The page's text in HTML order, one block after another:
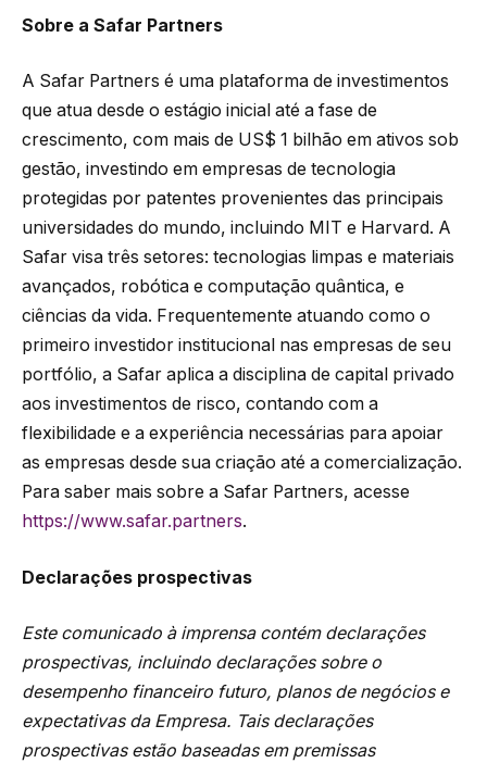
Sobre a Safar Partners
A Safar Partners é uma plataforma de investimentos
que atua desde o estágio inicial até a fase de
crescimento, com mais de US$ 1 bilhão em ativos sob
gestão, investindo em empresas de tecnologia
protegidas por patentes provenientes das principais
universidades do mundo, incluindo MIT e Harvard. A
Safar visa três setores: tecnologias limpas e materiais
avançados, robótica e computação quântica, e
ciências da vida. Frequentemente atuando como o
primeiro investidor institucional nas empresas de seu
portfólio, a Safar aplica a disciplina de capital privado
aos investimentos de risco, contando com a
flexibilidade e a experiência necessárias para apoiar
as empresas desde sua criação até a comercialização.
Para saber mais sobre a Safar Partners, acesse
https://www.safar.partners.
Declarações prospectivas
Este comunicado à imprensa contém declarações
prospectivas, incluindo declarações sobre o
desempenho financeiro futuro, planos de negócios e
expectativas da Empresa. Tais declarações
prospectivas estão baseadas em premissas